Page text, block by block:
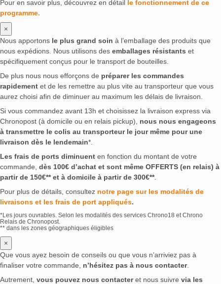
Pour en savoir plus, découvrez en détail le fonctionnement de ce
programme.
×
Nous apportons le plus grand soin à l’emballage des produits que
nous expédions. Nous utilisons des emballages résistants et
spécifiquement conçus pour le transport de bouteilles.
De plus nous nous efforçons de préparer les commandes
rapidement et de les remettre au plus vite au transporteur que vous
aurez choisi afin de diminuer au maximum les délais de livraison.
Si vous commandez avant 13h et choisissez la livraison express via
Chronopost (à domicile ou en relais pickup), nous nous engageons
à transmettre le colis au transporteur le jour même pour une
livraison dès le lendemain*.
Les frais de ports diminuent en fonction du montant de votre
commande, dès 100€ d’achat et sont même OFFERTS (en relais) à
partir de 150€** et à domicile à partir de 300€**.
Pour plus de détails, consultez notre page sur les modalités de
livraisons et les frais de port appliqués.
*Les jours ouvrables. Selon les modalités des services Chrono18 et Chrono
Relais de Chronopost.
** dans les zones géographiques éligibles
×
Que vous ayez besoin de conseils ou que vous n’arriviez pas à
finaliser votre commande, n’hésitez pas à nous contacter.
Autrement, vous pouvez nous contacteret nous suivre via les